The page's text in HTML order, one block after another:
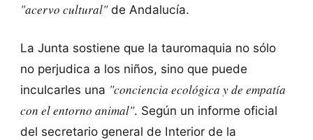
"acervo cultural"de Andalucía.
La Junta sostiene que la tauromaquia no sólo
no perjudica a los niños, sino que puede
inculcarles una "conciencia ecológica y de empatía
con el entorno animal". Según un informe oficial
del secretario general de Interior de la